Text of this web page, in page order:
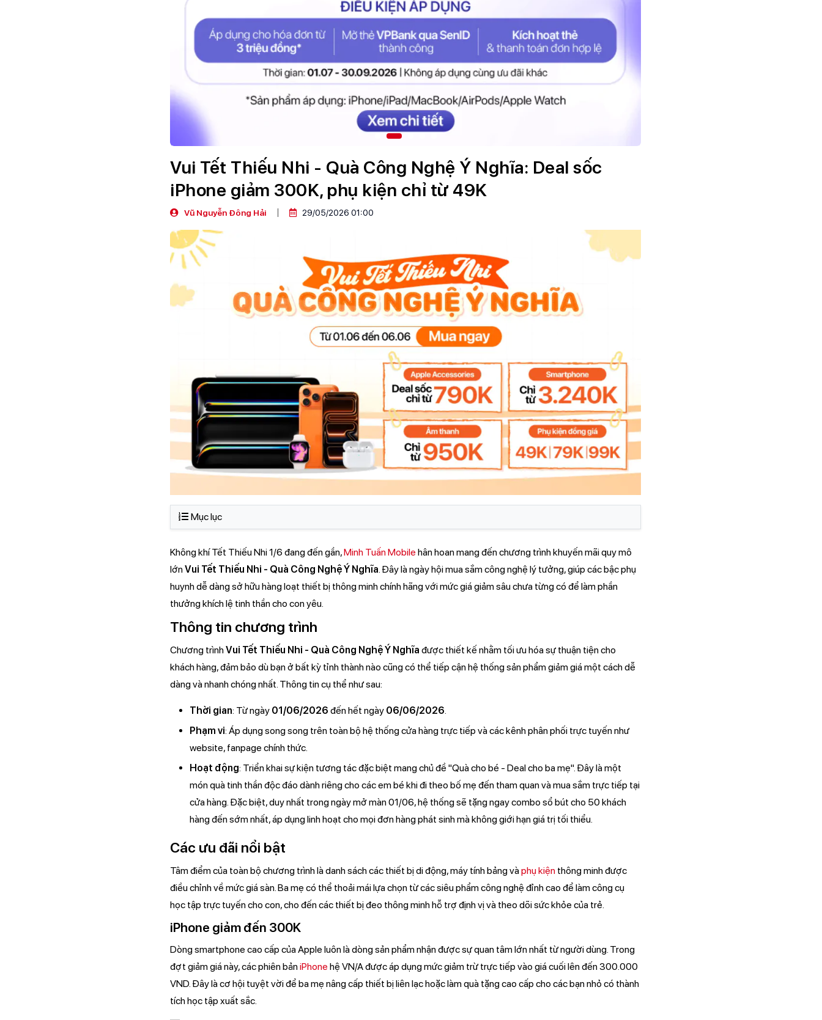
Vui Tết Thiếu Nhi - Quà Công Nghệ Ý Nghĩa: Deal sốc
iPhone giảm 300K, phụ kiện chỉ từ 49K
Vũ Nguyễn Đông Hải 29/05/2026 01:00
Mục lục
Không khí Tết Thiếu Nhi 1/6 đang đến gần,Minh Tuấn Mobile hân hoan mang đến chương trình khuyến mãi quy mô
lớnVui Tết Thiếu Nhi - Quà Công Nghệ Ý Nghĩa. Đây là ngày hội mua sắm công nghệ lý tưởng, giúp các bậc phụ
huynh dễ dàng sở hữu hàng loạt thiết bị thông minh chính hãng với mức giá giảm sâu chưa từng có để làm phần
thưởng khích lệ tinh thần cho con yêu.
Thông tin chương trình
Chương trìnhVui Tết Thiếu Nhi - Quà Công Nghệ Ý Nghĩa được thiết kế nhằm tối ưu hóa sự thuận tiện cho
khách hàng, đảm bảo dù bạn ở bất kỳ tỉnh thành nào cũng có thể tiếp cận hệ thống sản phẩm giảm giá một cách dễ
dàng và nhanh chóng nhất. Thông tin cụ thể như sau:
Thời gian: Từ ngày 01/06/2026 đến hết ngày 06/06/2026.
Phạm vi: Áp dụng song song trên toàn bộ hệ thống cửa hàng trực tiếp và các kênh phân phối trực tuyến như
website, fanpage chính thức.
Hoạt động: Triển khai sự kiện tương tác đặc biệt mang chủ đề "Quà cho bé - Deal cho ba mẹ". Đây là một
món quà tinh thần độc đáo dành riêng cho các em bé khi đi theo bố mẹ đến tham quan và mua sắm trực tiếp tại
cửa hàng. Đặc biệt, duy nhất trong ngày mở màn 01/06, hệ thống sẽ tặng ngay combo sổ bút cho 50 khách
hàng đến sớm nhất, áp dụng linh hoạt cho mọi đơn hàng phát sinh mà không giới hạn giá trị tối thiểu.
Các ưu đãi nổi bật
Tâm điểm của toàn bộ chương trình là danh sách các thiết bị di động, máy tính bảng vàphụ kiện thông minh được
điều chỉnh về mức giá sàn. Ba mẹ có thể thoải mái lựa chọn từ các siêu phẩm công nghệ đỉnh cao để làm công cụ
học tập trực tuyến cho con, cho đến các thiết bị đeo thông minh hỗ trợ định vị và theo dõi sức khỏe của trẻ.
iPhone giảm đến 300K
Dòng smartphone cao cấp của Apple luôn là dòng sản phẩm nhận được sự quan tâm lớn nhất từ người dùng. Trong
đợt giảm giá này, các phiên bảniPhone hệ VN/A được áp dụng mức giảm trừ trực tiếp vào giá cuối lên đến 300.000
VND. Đây là cơ hội tuyệt vời để ba mẹ nâng cấp thiết bị liên lạc hoặc làm quà tặng cao cấp cho các bạn nhỏ có thành
tích học tập xuất sắc.